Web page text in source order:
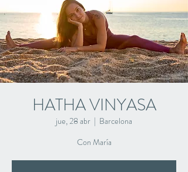
HATHA VINYASA
jue, 28 abr
  |
Barcelona
Con María